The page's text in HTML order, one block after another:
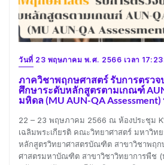
วันที่ 23 พฤษภาคม พ.ศ. 2566 เวลา
ภาควิชาพฤกษศาสตร์ รับการตรว
ศึกษาระดับหลักสูตรตามเกณฑ์
มหิดล (MU AUN-QA Assessment)
22 – 23 พฤษภาคม 2566 ณ ห้องประชุม
เฉลิมพระเกียรติ คณะวิทยาศาสตร์ มหาวิ
หลักสูตรวิทยาศาสตรบัณฑิต สาขาวิชาพฤก
ศาสตรมหาบัณฑิต สาขาวิชาวิทยาการพืช